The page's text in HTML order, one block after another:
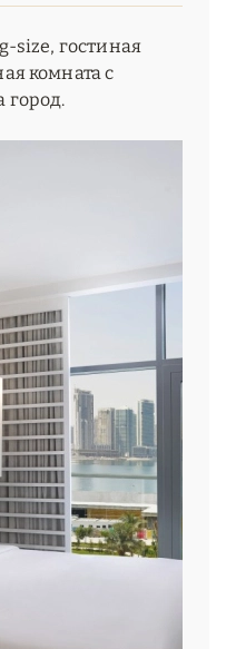
size, гостиная
комната с
город.